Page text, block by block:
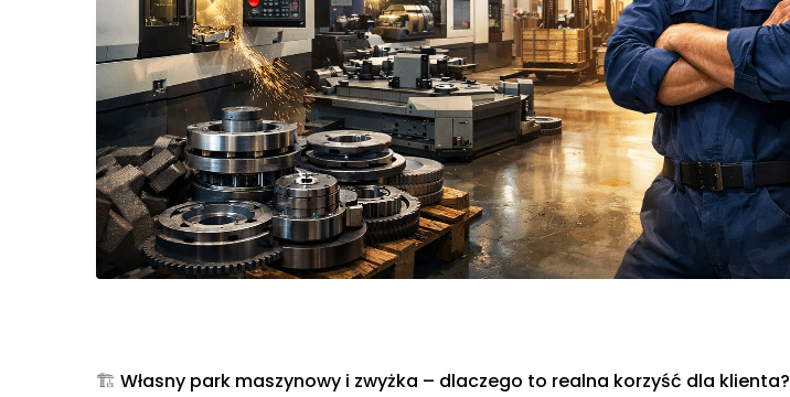
🏗️ Własny park maszynowy i zwyżka – dlaczego to realna korzyść dla klienta?